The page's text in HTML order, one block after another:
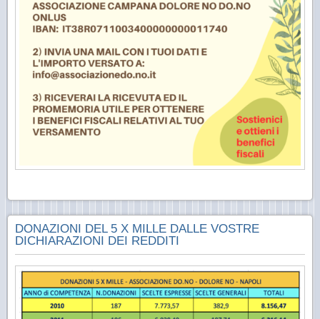
DONAZIONI DEL 5 X MILLE DALLE VOSTRE
DICHIARAZIONI DEI REDDITI